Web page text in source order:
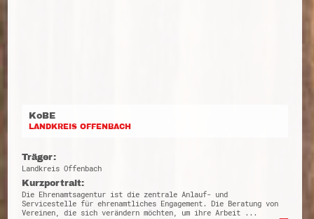
KoBE
LANDKREIS OFFENBACH
Träger:
Landkreis Offenbach
Kurzportrait:
Die Ehrenamtsagentur ist die zentrale Anlauf- und
Servicestelle für ehrenamtliches Engagement. Die Beratung von
Vereinen, die sich verändern möchten, um ihre Arbeit ...